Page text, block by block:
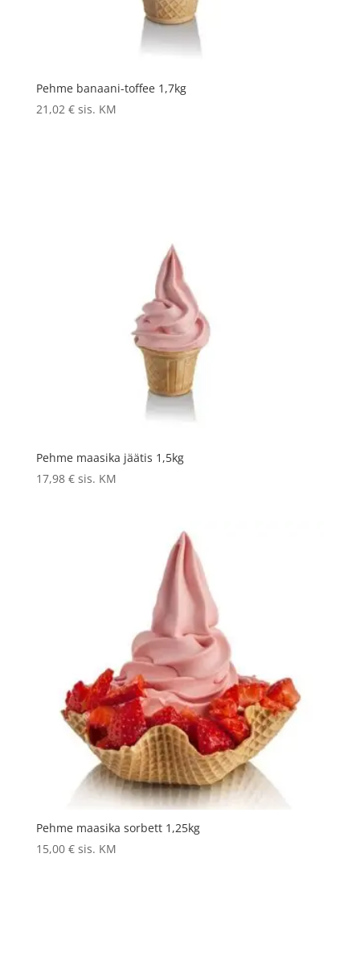
Pehme banaani-toffee 1,7kg
21,02 € sis. KM
Pehme maasika jäätis 1,5kg
17,98 € sis. KM
Pehme maasika sorbett 1,25kg
15,00 € sis. KM